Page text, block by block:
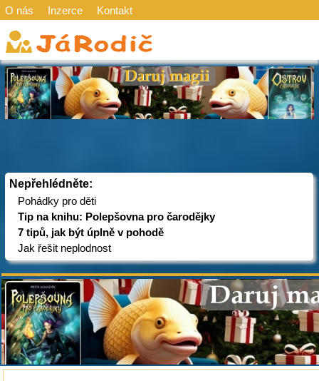
O nás Inzerce Kontakt
Nepřehlédněte:
Pohádky pro děti
Tip na knihu: Polepšovna pro čarodějky
7 tipů, jak být úplně v pohodě
Jak řešit neplodnost